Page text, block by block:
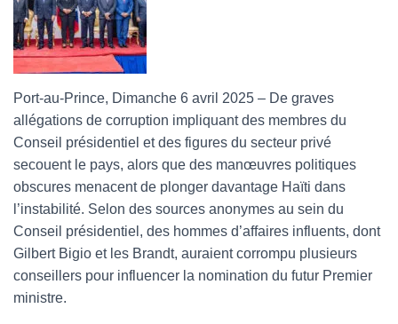
Port-au-Prince, Dimanche 6 avril 2025 – De graves
allégations de corruption impliquant des membres du
Conseil présidentiel et des figures du secteur privé
secouent le pays, alors que des manœuvres politiques
obscures menacent de plonger davantage Haïti dans
l’instabilité. Selon des sources anonymes au sein du
Conseil présidentiel, des hommes d’affaires influents, dont
Gilbert Bigio et les Brandt, auraient corrompu plusieurs
conseillers pour influencer la nomination du futur Premier
ministre.